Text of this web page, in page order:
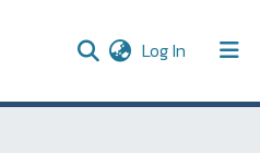
Log In (current)